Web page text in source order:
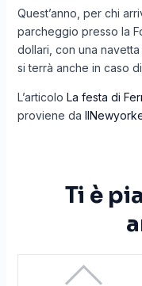
Quest’anno, per chi
parcheggio presso la
dollari, con una navetta
si terrà anche in caso
L’articolo La festa di
proviene da
Ti è